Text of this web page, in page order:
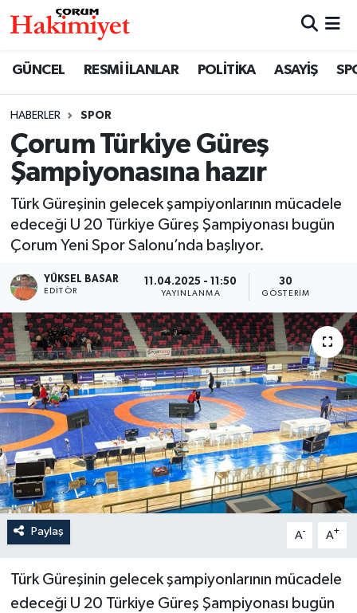
GÜNCEL RESMİ İLANLAR POLİTİKA ASAYİŞ
HABERLER SPOR
Çorum Türkiye Güreş
Şampiyonasına hazır
Türk Güreşinin gelecek şampiyonlarının mücadele
edeceği U 20 Türkiye Güreş Şampiyonası bugün
Çorum Yeni Spor Salonu’nda başlıyor.
YÜKSEL BASAR
EDITÖR
11.04.2025 - 11:50
YAYINLANMA
30
GÖSTERIM
Paylaş A- A+
Türk Güreşinin gelecek şampiyonlarının mücadele
edeceği U 20 Türkiye Güreş Şampiyonası bugün
SAĞLIK
ASAYİŞ
EKONOMİ
EĞİTİM
İLÇELER
OTOPARK
TEKNOLOJİ
Nöbetçi Eczaneler
Çorum Namaz Vakitleri
Trafik Durumu
Süper Lig Puan Durumu ve Fikstür
Haber Arşivi